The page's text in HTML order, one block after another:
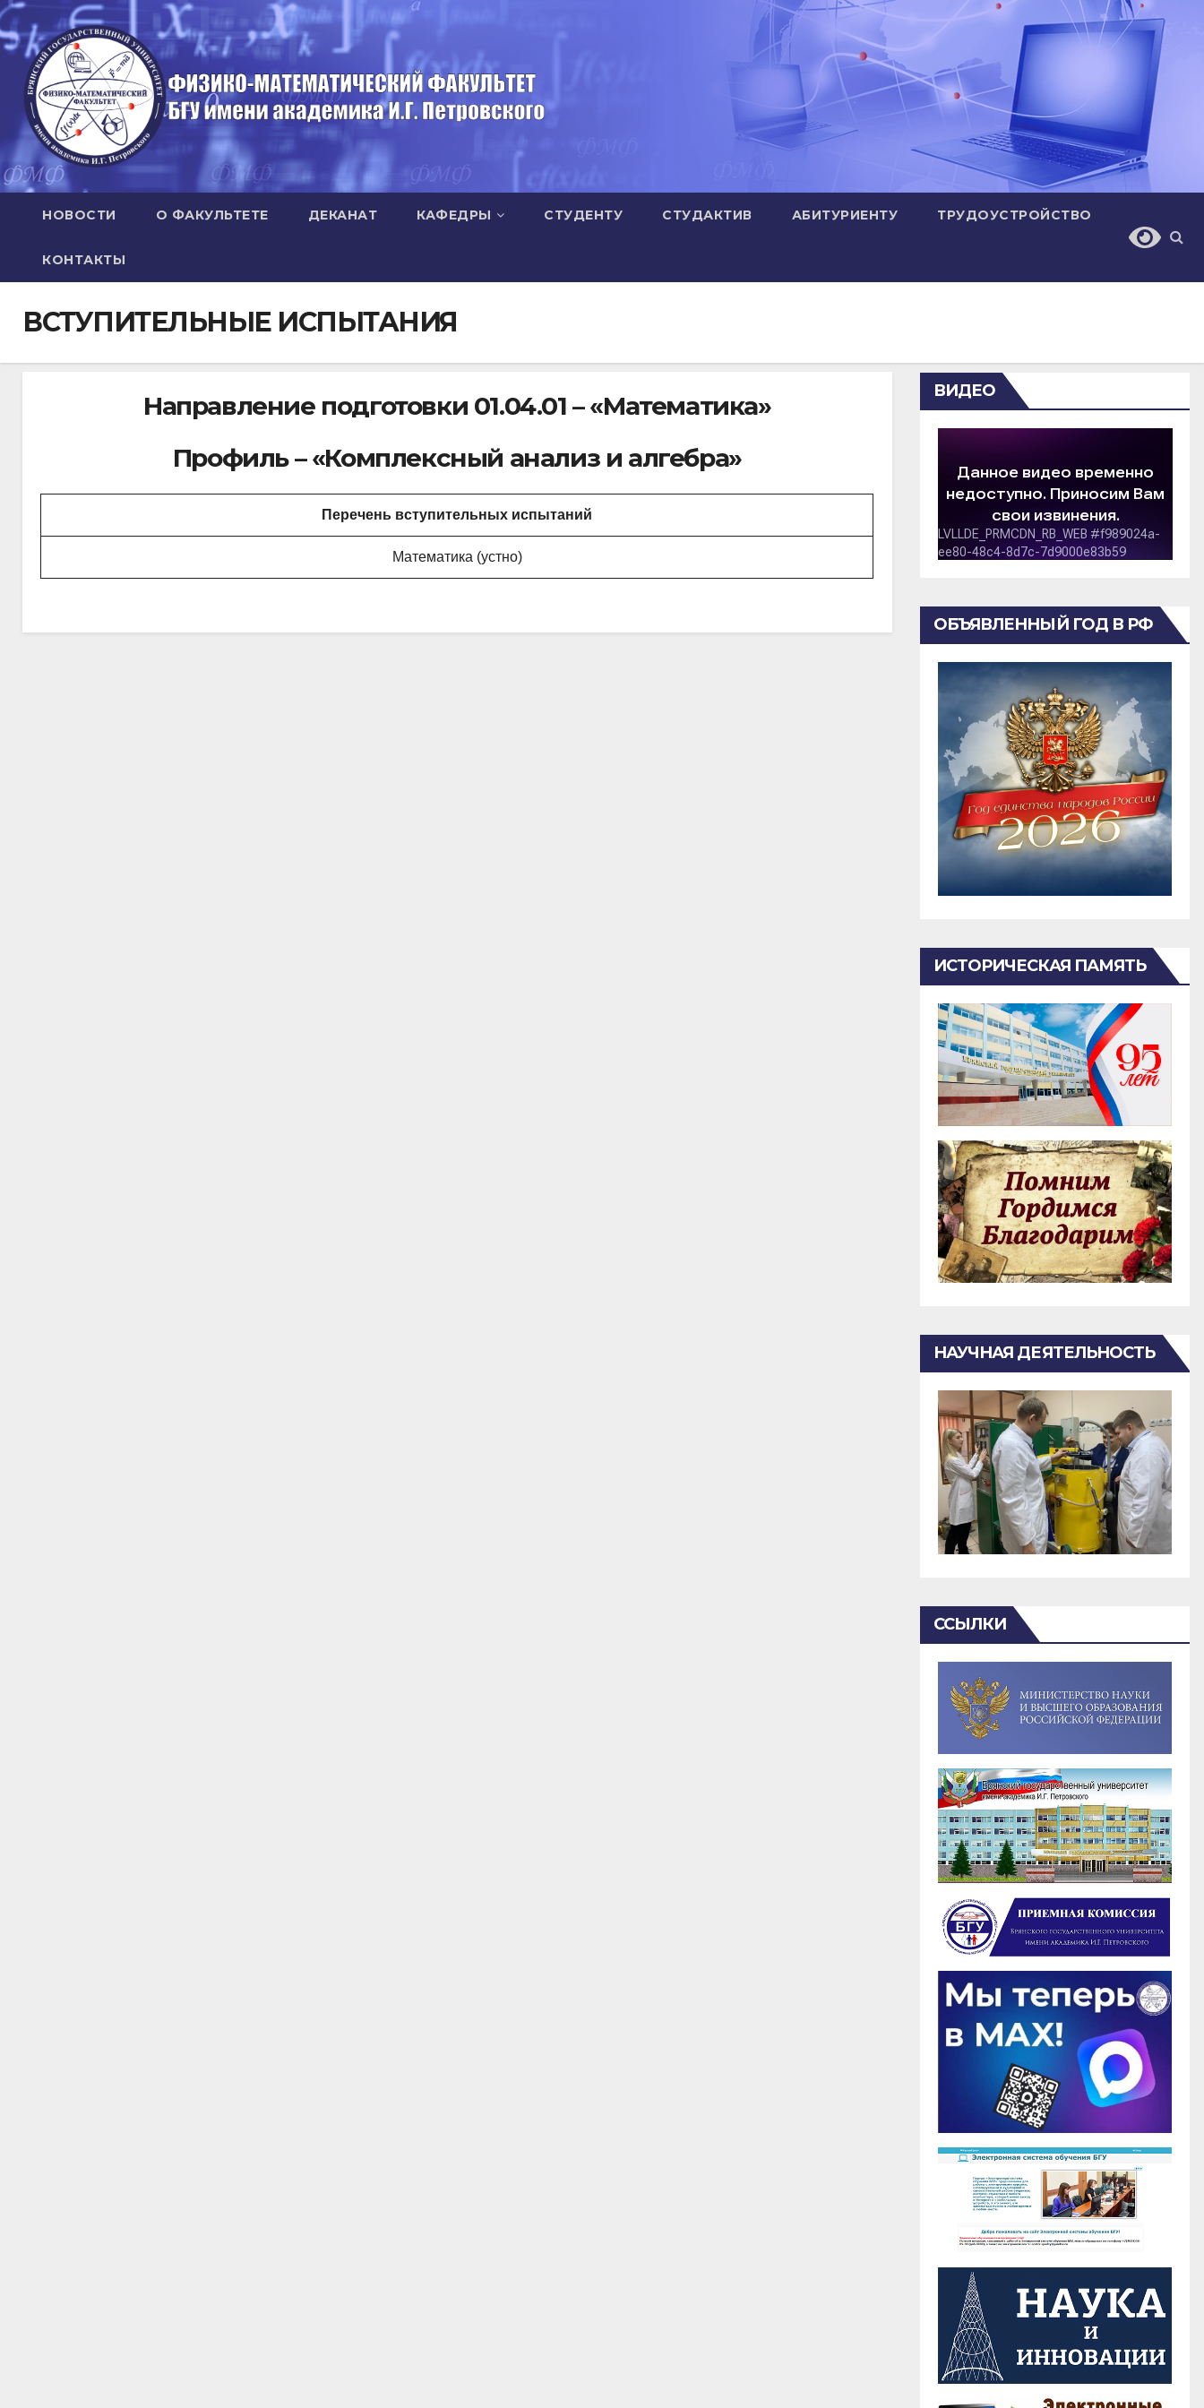
Перейти
к
содержимому
НОВОСТИ О ФАКУЛЬТЕТЕ ДЕКАНАТ КАФЕДРЫ СТУДЕНТУ СТУДАКТИВ АБИТУРИЕНТУ ТРУДОУСТРОЙСТВО
КОНТАКТЫ
ВСТУПИТЕЛЬНЫЕ ИСПЫТАНИЯ
Направление подготовки 01.04.01 – «Математика»
Профиль – «Комплексный анализ и алгебра»
Перечень вступительных испытаний
Математика (устно)
ВИДЕО
ОБЪЯВЛЕННЫЙ ГОД В РФ
ИСТОРИЧЕСКАЯ ПАМЯТЬ
НАУЧНАЯ ДЕЯТЕЛЬНОСТЬ
ССЫЛКИ